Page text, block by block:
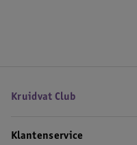
Kruidvat Club
Klantenservice